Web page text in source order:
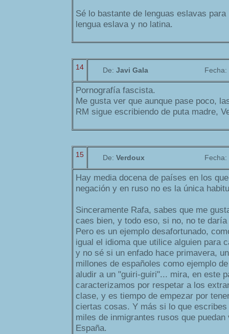
Sé lo bastante de lenguas eslavas
lengua eslava y no latina.
14 De: Javi Gala Fecha:
Pornografía fascista.
Me gusta ver que aunque pase poco,
RM sigue escribiendo de puta madre,
15 De: Verdoux Fecha:
Hay media docena de países en los
negación y en ruso no es la única
Sinceramente Rafa, sabes que me
caes bien, y todo eso, si no, no te
Pero es un ejemplo desafortunado,
igual el idioma que utilice alguien para
y no sé si un enfado hace primavera,
millones de españoles como ejemplo
aludir a un "guiri-guiri"... mira, en este
caracterizamos por respetar a los
clase, y es tiempo de empezar por
ciertas cosas. Y más si lo que escribes
miles de inmigrantes rusos que
España.